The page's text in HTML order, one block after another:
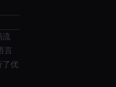
流
言
了优